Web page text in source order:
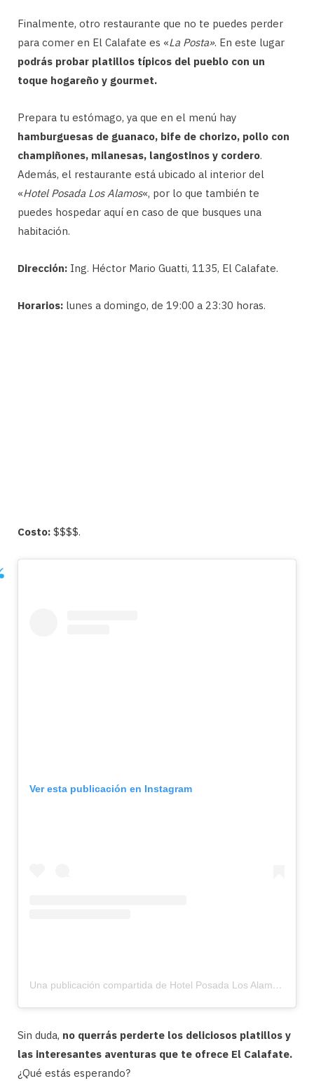
Finalmente, otro restaurante que no te puedes perder
para comer en El Calafate es «La Posta». En este lugar
podrás probar platillos típicos del pueblo con un
toque hogareño y gourmet.
Prepara tu estómago, ya que en el menú hay
hamburguesas de guanaco, bife de chorizo, pollo con
champiñones, milanesas, langostinos y cordero.
Además, el restaurante está ubicado al interior del
«Hotel Posada Los Alamos«, por lo que también te
puedes hospedar aquí en caso de que busques una
habitación.
Dirección: Ing. Héctor Mario Guatti, 1135, El Calafate.
Horarios: lunes a domingo, de 19:00 a 23:30 horas.
Costo: $$$$.
Ver esta publicación en Instagram
Una publicación compartida de Hotel Posada Los Alamos (@posadalosalamos)
Sin duda, no querrás perderte los deliciosos platillos y
las interesantes aventuras que te ofrece El Calafate.
¿Qué estás esperando?